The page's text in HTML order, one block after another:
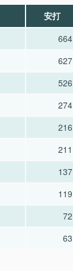
安打
664
627
526
274
216
211
137
119
72
63